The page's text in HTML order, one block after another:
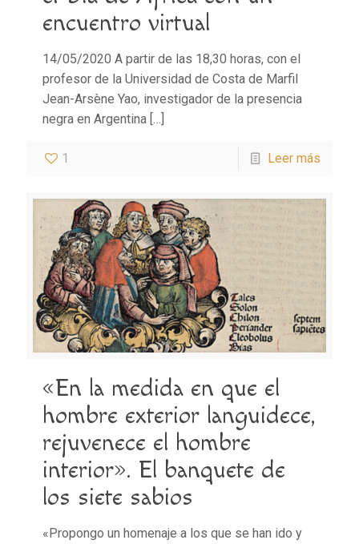
encuentro virtual
14/05/2020 A partir de las 18,30 horas, con el
profesor de la Universidad de Costa de Marfil
Jean-Arsène Yao, investigador de la presencia
negra en Argentina […]
1 Leer más
«En la medida en que el
hombre exterior languidece,
rejuvenece el hombre
interior». El banquete de
los siete sabios
«Propongo un homenaje a los que se han ido y